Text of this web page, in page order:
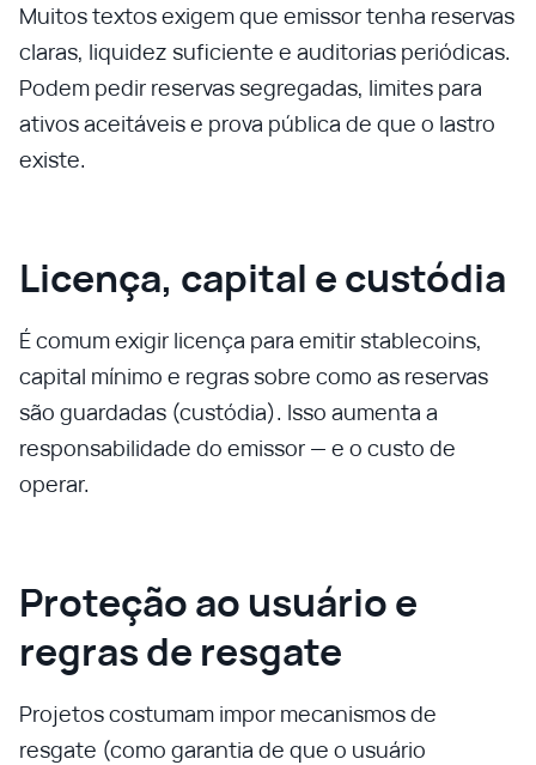
Muitos textos exigem que emissor tenha reservas
claras, liquidez suficiente e auditorias periódicas.
Podem pedir reservas segregadas, limites para
ativos aceitáveis e prova pública de que o lastro
existe.
Licença, capital e custódia
É comum exigir licença para emitir stablecoins,
capital mínimo e regras sobre como as reservas
são guardadas (custódia). Isso aumenta a
responsabilidade do emissor — e o custo de
operar.
Proteção ao usuário e
regras de resgate
Projetos costumam impor mecanismos de
resgate (como garantia de que o usuário